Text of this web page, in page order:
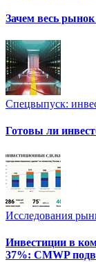
Зачем весь
Спецвыпуск:
Готовы ли
Исследования
Инвестиции в
37%: CMWP